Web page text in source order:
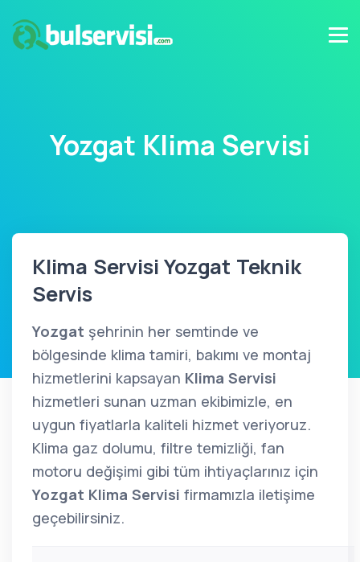
Yozgat Klima Servisi
Klima Servisi Yozgat Teknik
Servis
Yozgat şehrinin her semtinde ve
bölgesinde klima tamiri, bakımı ve montaj
hizmetlerini kapsayan Klima Servisi
hizmetleri sunan uzman ekibimizle, en
uygun fiyatlarla kaliteli hizmet veriyoruz.
Klima gaz dolumu, filtre temizliği, fan
motoru değişimi gibi tüm ihtiyaçlarınız için
Yozgat Klima Servisi firmamızla iletişime
geçebilirsiniz.